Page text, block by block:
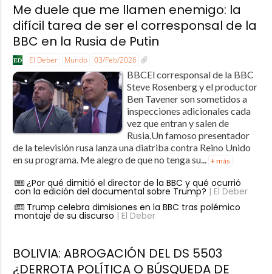
Me duele que me llamen enemigo: la
difícil tarea de ser el corresponsal de la
BBC en la Rusia de Putin
El Deber Mundo 03/Feb/2026
BBCEl corresponsal de la BBC
Steve Rosenberg y el productor
Ben Tavener son sometidos a
inspecciones adicionales cada
vez que entran y salen de
Rusia.Un famoso presentador
de la televisión rusa lanza una diatriba contra Reino Unido
en su programa. Me alegro de que no tenga su...
+ más
¿Por qué dimitió el director de la BBC y qué ocurrió
con la edición del documental sobre Trump? | El Deber
Trump celebra dimisiones en la BBC tras polémico
montaje de su discurso | El Deber
BOLIVIA: ABROGACIÓN DEL DS 5503
¿DERROTA POLÍTICA O BÚSQUEDA DE